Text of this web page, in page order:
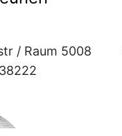
/ Raum 5008